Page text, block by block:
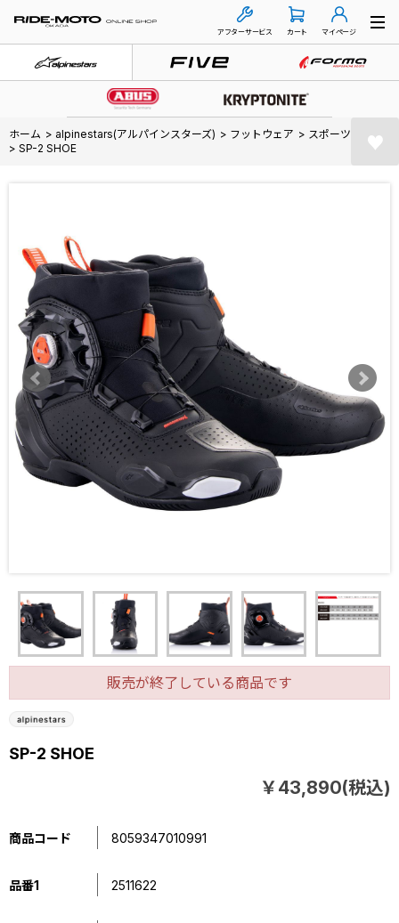
アフターサービス カート マイページ
ホーム > alpinestars(アルパインスターズ) > フットウェア > スポーツ
> SP-2 SHOE
SP-2 SHOE
￥43,890(税込)
商品コード 8059347010991
品番1 2511622
販売が終了している商品です